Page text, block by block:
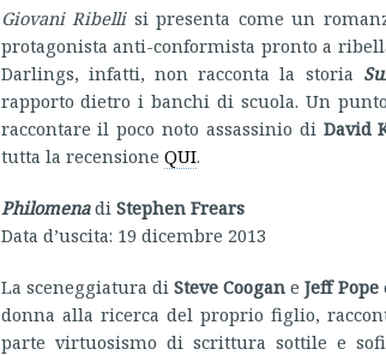
Giovani Ribellisi presenta come un
protagonista anti-conformista pronto a
Darlings, infatti, non racconta la storia
rapporto dietro i banchi di scuola. Un
raccontare il poco noto assassinio di David
tutta la recensione QUI.
Philomenadi Stephen Frears
Data d’uscita: 19 dicembre 2013
La sceneggiatura di Steve Coogan eJeff Pope
donna alla ricerca del proprio figlio,
parte virtuosismo di scrittura sottile e